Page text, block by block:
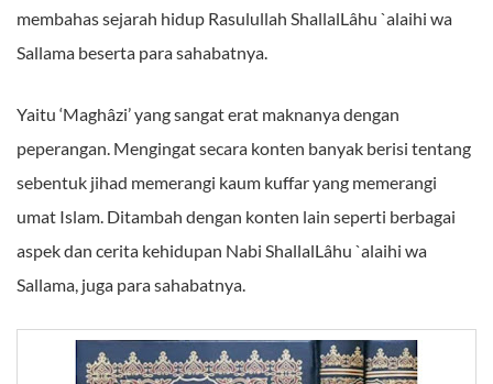
membahas sejarah hidup Rasulullah ShallalLâhu `alaihi wa
Sallama beserta para sahabatnya.
Yaitu ‘Maghâzi’ yang sangat erat maknanya dengan
peperangan. Mengingat secara konten banyak berisi tentang
sebentuk jihad memerangi kaum kuffar yang memerangi
umat Islam. Ditambah dengan konten lain seperti berbagai
aspek dan cerita kehidupan Nabi ShallalLâhu `alaihi wa
Sallama, juga para sahabatnya.